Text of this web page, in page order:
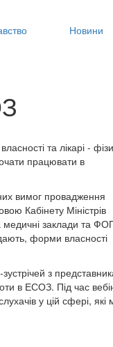
Новини
та лікарі -
працювати в
вимог провадження
Кабінету Міністрів
заклади та
форми власності
з
в ЕСОЗ. Під час
у цій сфері, які